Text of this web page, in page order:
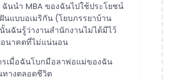
นนำ MBA ของฉันไปใช้ประโยชน์
นแบบอเมริกัน (โยบภรรยาบ้าน
นฉันรู้ว่างานสำนักงานไม่ได้มีไว้
นาคตที่ไม่แน่นอน
เมื่อฉันโบกมือลาพ่อแม่ของฉัน
ทางตลอดชีวิต